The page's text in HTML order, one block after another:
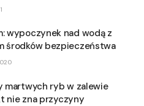
wypoczynek nad wodą z
środków bezpieczeństwa
martwych ryb w zalewie
nie zna przyczyny